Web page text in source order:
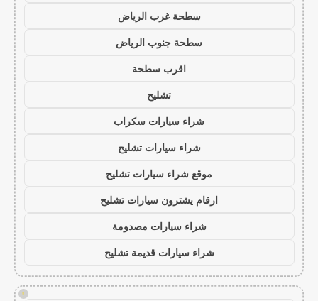
سطحة غرب الرياض
سطحة جنوب الرياض
اقرب سطحة
تشليح
شراء سيارات سكراب
شراء سيارات تشليح
موقع شراء سيارات تشليح
ارقام يشترون سيارات تشليح
شراء سيارات مصدومة
شراء سيارات قديمة تشليح
!